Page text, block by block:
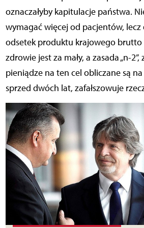
oznaczałyby kapitulacje państwa.
wymagać więcej od pacjentów, lecz
odsetek produktu krajowego brutto
zdrowie jest za mały, a zasada „n-
pieniądze na ten cel obliczane są
sprzed dwóch lat, zafałszowuje